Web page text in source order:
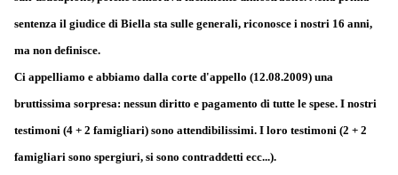
sentenza il giudice di Biella sta sulle generali, riconosce i nostri 16 anni,
ma non definisce.
Ci appelliamo e abbiamo dalla corte d'appello (12.08.2009) una
bruttissima sorpresa: nessun diritto e pagamento di tutte le spese. I nostri
testimoni (4 + 2 famigliari) sono attendibilissimi. I loro testimoni (2 + 2
famigliari sono spergiuri, si sono contraddetti ecc...).